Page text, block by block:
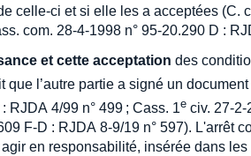
celle-ci et si elle les a acceptées (C.
com. 28-4-1998 n° 95-20.290 D :
et cette acceptation des
que l’autre partie a signé un
RJDA 4/99 n° 499 ; Cass. 1e civ. 27-2-
F-D : RJDA 8-9/19 n° 597). L'arrêt
en responsabilité, insérée dans